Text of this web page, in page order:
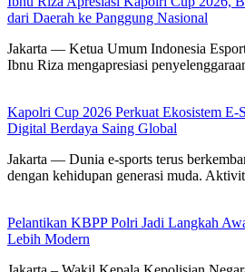
dari Daerah ke Panggung Nasional
Jakarta — Ketua Umum Indonesia
Ibnu Riza mengapresiasi
Kapolri Cup 2026 Perkuat Ekosistem E-
Digital Berdaya Saing Global
Jakarta — Dunia e-sports terus
dengan kehidupan generasi muda.
Pelantikan KBPP Polri Jadi Langkah
Lebih Modern